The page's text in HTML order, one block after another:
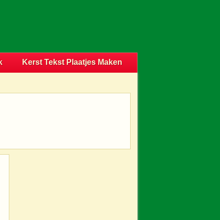
Kerst Tekst Plaatjes Maken